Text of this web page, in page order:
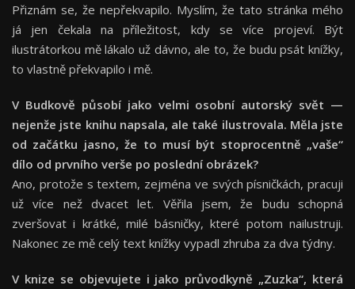
Přiznám se, že nepřekvapilo. Myslím, že tato stránka mého
já jen čekala na příležitost, kdy se více projeví. Být
ilustrátorkou mě lákalo už dávno, ale to, že budu psát knížky,
to vlastně překvapilo i mě.
V Budkově působí jako velmi osobní autorský svět —
nejenže jste knihu napsala, ale také ilustrovala. Měla jste
od začátku jasno, že to musí být stoprocentně „vaše“
dílo od prvního verše po poslední obrázek?
Ano, protože s textem, zejména ve svých písničkách, pracuji
už více než dvacet let. Věřila jsem, že budu schopná
zveršovat i krátké, milé básničky, které potom nailustruji.
Nakonec ze mě celý text knížky vypadl zhruba za dva týdny.
V knize se objevujete i jako průvodkyně „Zuzka“, která